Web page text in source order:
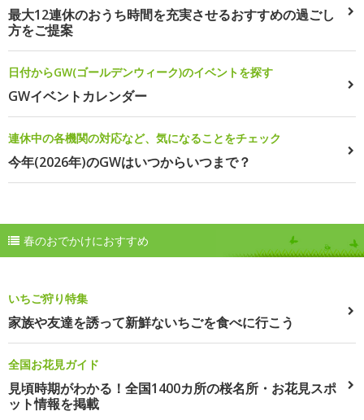
最大12連休のおうち時間を充実させるおすすめの過ごし
方をご提案
日付からGW(ゴールデンウィーク)のイベントを探す
GWイベントカレンダー
連休中の各機関の対応など、気になることをチェック
今年(2026年)のGWはいつからいつまで？
春のおでかけにおすすめ
いちご狩り特集
家族や友達を誘って新鮮ないちごを食べに行こう
全国お花見ガイド
見頃時期がわかる！全国1400カ所の桜名所・お花見スポ
ット情報を掲載